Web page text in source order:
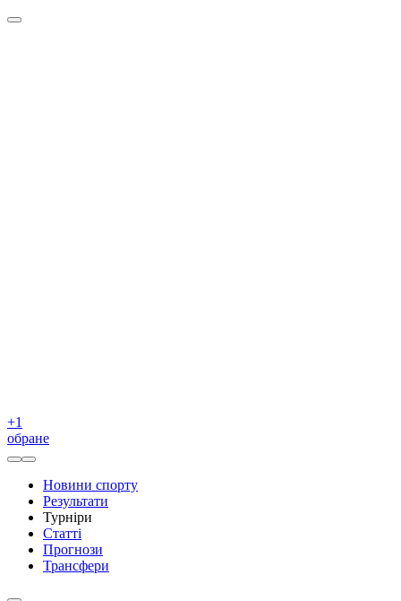
+1
обране
Новини спорту
Результати
Турніри
Статті
Прогнози
Трансфери